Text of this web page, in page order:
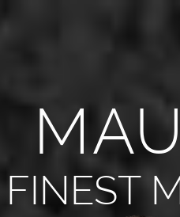
MAU
FINEST